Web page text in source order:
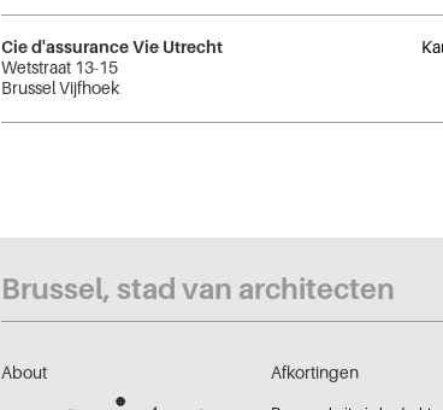
Cie d'assurance Vie Utrecht
Wetstraat 13-15
Brussel Vijfhoek
Brussel, stad van architecten
About Afkortingen